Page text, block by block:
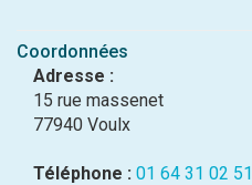
Coordonnées
Adresse :
15 rue massenet
77940 Voulx
Téléphone : 01 64 31 02 51